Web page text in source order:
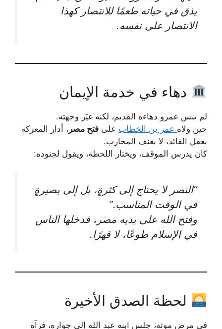
يذق في حياته طعمًا للانتصار كهذا
الانتصار على نفسه.
دهاء في خدمة الإيمان
لم ينس عمرو دهاءه القديم، لكنه غيّر وجهته.
حين ولاه عمر بن الخطاب على فتح مصر ، أدار المعركة
بعقل القائد، لا بعنف المحارب.
كان يدرس الموقف، ويختار اللحظة، ويقول لجنوده:
“النصر لا يحتاج إلى كثرةٍ، بل إلى بصيرةٍ
في الوقت المناسب.”
وفتح الله على يديه مصر، فدخلها الناس
في الإسلام طوعًا، لا قهرًا.
لحظة الصدق الأخيرة
في مرض موته، جلس ابنه عبد الله إلى جواره، فرآه